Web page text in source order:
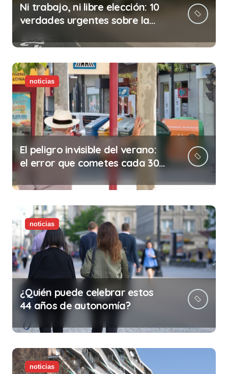
Ni trabajo, ni libre elección: 10
verdades urgentes sobre la
noticias
El peligro invisible del verano:
el error que cometes cada 30
minutos en tu trabajo (y la
ilegalidad que te puede costar
la vida)
noticias
¿Quién puede celebrar estos
44 años de autonomía?
noticias